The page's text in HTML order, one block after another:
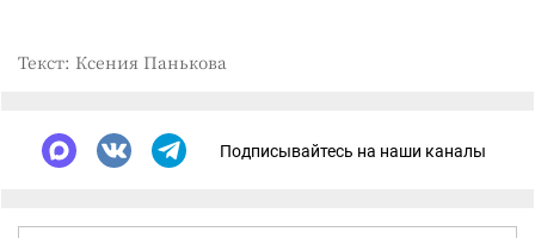
Текст: Ксения Панькова
Подписывайтесь на наши каналы